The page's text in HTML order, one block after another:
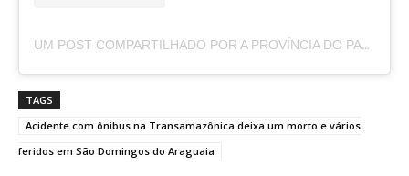
UM POST COMPARTILHADO POR A PROVÍNCIA DO PARÁ (@APROVINCIADOPARA)
TAGS
Acidente com ônibus na Transamazônica deixa um morto e vários
feridos em São Domingos do Araguaia